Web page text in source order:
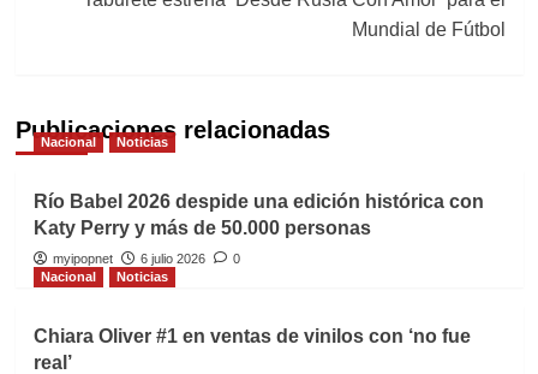
Mundial de Fútbol
Publicaciones relacionadas
Nacional Noticias
Río Babel 2026 despide una edición histórica con
Katy Perry y más de 50.000 personas
myipopnet 6 julio 2026
0
Nacional
Noticias
Chiara Oliver #1 en ventas de vinilos con ‘no fue
real’